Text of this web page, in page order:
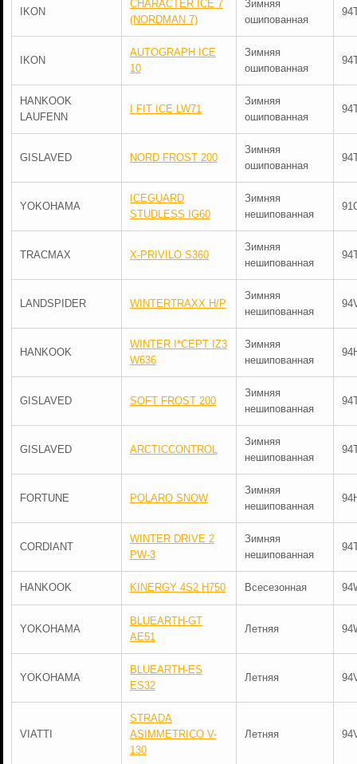
IKON
CHARACTER ICE 7
(NORDMAN 7)
Зимняя
ошипованная
IKON
AUTOGRAPH ICE
10
Зимняя
ошипованная
HANKOOK
LAUFENN
I FIT ICE LW71
Зимняя
ошипованная
GISLAVED NORD FROST 200
Зимняя
ошипованная
YOKOHAMA
ICEGUARD
STUDLESS IG60
Зимняя
нешипованная
TRACMAX X-PRIVILO S360
Зимняя
нешипованная
LANDSPIDER WINTERTRAXX H/P
Зимняя
нешипованная
HANKOOK
WINTER I*CEPT IZ3
W636
Зимняя
нешипованная
GISLAVED SOFT FROST 200
Зимняя
нешипованная
GISLAVED ARCTICCONTROL
Зимняя
нешипованная
FORTUNE POLARO SNOW
Зимняя
нешипованная
CORDIANT
WINTER DRIVE 2
PW-3
Зимняя
нешипованная
HANKOOK KINERGY 4S2 H750 Всесезонная
YOKOHAMA
BLUEARTH-GT
AE51
Летняя
YOKOHAMA
BLUEARTH-ES
ES32
Летняя
VIATTI
STRADA
ASIMMETRICO V-
130
Летняя